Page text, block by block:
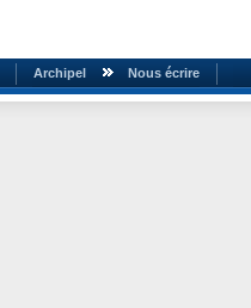
Archipel Nous écrire